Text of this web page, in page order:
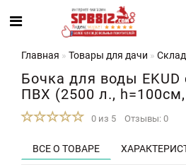
Главная Товары для дачи
Бочка для воды EKUD
ПВХ (2500 л.,
0 из 5 Отзывы: 0
ВСЕ О ТОВАРЕ